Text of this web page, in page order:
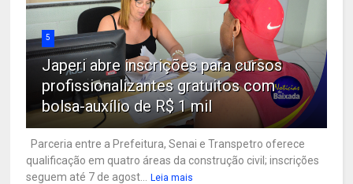
5
Japeri abre inscrições para cursos
profissionalizantes gratuitos com
bolsa-auxílio de R$ 1 mil
Parceria entre a Prefeitura, Senai e Transpetro oferece
qualificação em quatro áreas da construção civil; inscrições
seguem até 7 de agost...
Leia mais